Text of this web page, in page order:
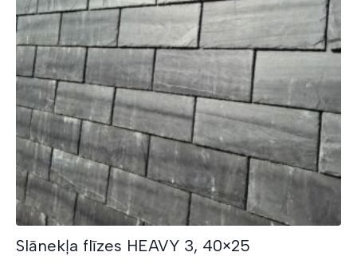
Slānekļa flīzes HEAVY 3, 40×25